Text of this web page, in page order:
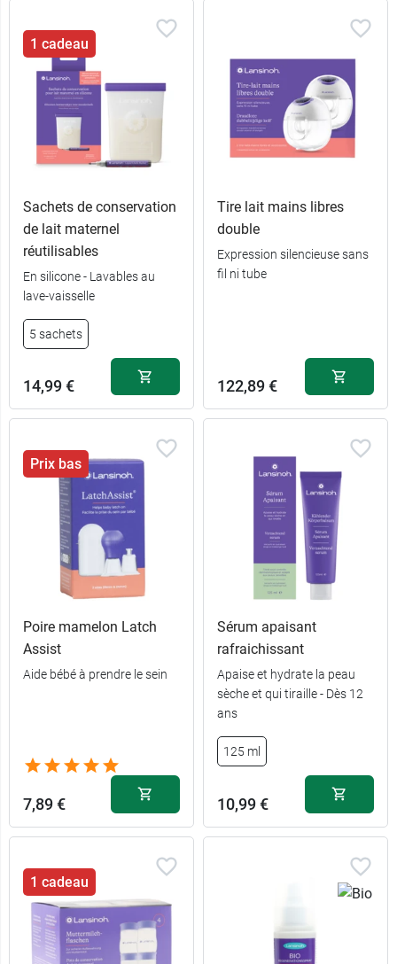
1 cadeau
Sachets de conservation
de lait maternel
réutilisables
En silicone - Lavables au
lave-vaisselle
5 sachets
14,99 €
Tire lait mains libres
double
Expression silencieuse sans
fil ni tube
122,89 €
Prix bas
Poire mamelon Latch
Assist
Aide bébé à prendre le sein
7,89 €
Sérum apaisant
rafraichissant
Apaise et hydrate la peau
sèche et qui tiraille - Dès 12
ans
125 ml
10,99 €
1 cadeau